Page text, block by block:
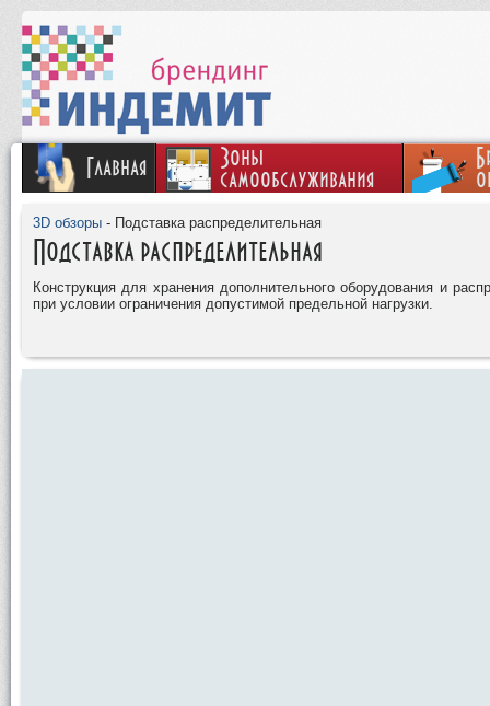
Главная Зоны
самообслуживания
3D обзоры - Подставка распределительная
Подставка распределительная
Конструкция для хранения дополнительного оборудования и
при условии ограничения допустимой предельной нагрузки.